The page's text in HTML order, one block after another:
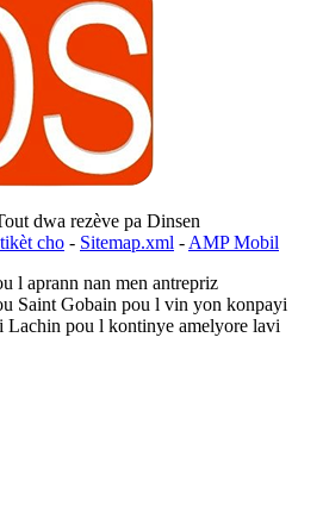
dwa rezève pa Dinsen
cho - Sitemap.xml - AMP Mobil
l aprann nan men antrepriz
Saint Gobain pou l vin yon konpayi
Lachin pou l kontinye amelyore lavi